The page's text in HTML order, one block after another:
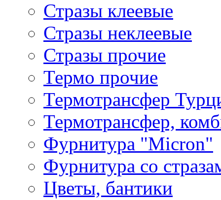
Стразы клеевые
Стразы неклеевые
Стразы прочие
Термо прочие
Термотрансфер
Термотрансфер,
Фурнитура "Micron"
Фурнитура со
Цветы, бантики